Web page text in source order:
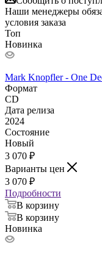
Наши менеджеры
условия заказа
Топ
Новинка
Mark Knopfler - One
Формат
CD
Дата релиза
2024
Состояние
Новый
3 070 ₽
Варианты цен
3 070 ₽
Подробности
В корзину
В корзину
Новинка